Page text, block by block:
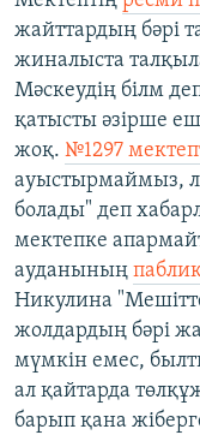
жайттардың бәрі
жиналыста
Мәскеудің білм
қатысты әзірше
жоқ. №1297
ауыстырмаймыз,
болады" деп
мектепке
ауданының
Никулина
жолдардың бәрі
мүмкін емес,
ал қайтарда
барып қана